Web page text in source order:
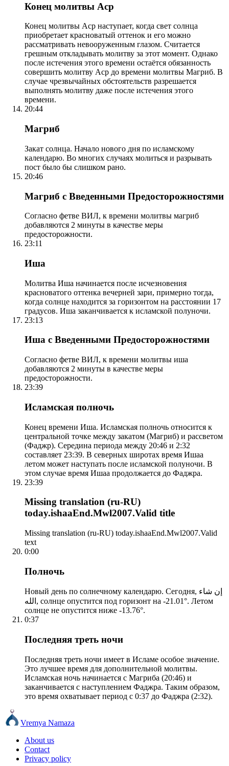
Конец молитвы Аср
Конец молитвы Аср наступает, когда свет солнца
приобретает красноватый оттенок и его можно
рассматривать невооруженным глазом. Считается
грешным откладывать молитву за этот момент. Однако
после истечения этого времени остаётся обязанность
совершить молитву Аср до времени молитвы Магриб. В
случае чрезвычайных обстоятельств разрешается
выполнять молитву даже после истечения этого
времени.
20:44
Магриб
Закат солнца. Начало нового дня по исламскому
календарю. Во многих случаях молиться и разрывать
пост было бы слишком рано.
20:46
Магриб с Введенными Предосторожностями
Согласно фетве ВИЛ, к времени молитвы магриб
добавляются 2 минуты в качестве меры
предосторожности.
23:11
Иша
Молитва Иша начинается после исчезновения
красноватого оттенка вечерней зари, примерно тогда,
когда солнце находится за горизонтом на расстоянии 17
градусов. Иша заканчивается к исламской полуночи.
23:13
Иша с Введенными Предосторожностями
Согласно фетве ВИЛ, к времени молитвы иша
добавляются 2 минуты в качестве меры
предосторожности.
23:39
Исламская полночь
Конец времени Иша. Исламская полночь относится к
центральной точке между закатом (Магриб) и рассветом
(Фаджр). Середина периода между 20:46 и 2:32
составляет 23:39. В северных широтах время Ишаа
летом может наступать после исламской полуночи. В
этом случае время Ишаа продолжается до Фаджра.
23:39
Missing translation (ru-RU)
today.ishaaEnd.Mwl2007.Valid title
Missing translation (ru-RU) today.ishaaEnd.Mwl2007.Valid
text
0:00
Полночь
Новый день по солнечному календарю. Сегодня, إن شاء
الله, солнце опустится под горизонт на -21.01°. Летом
солнце не опустится ниже -13.76°.
0:37
Последняя треть ночи
Последняя треть ночи имеет в Исламе особое значение.
Это лучшее время для дополнительной молитвы.
Исламская ночь начинается с Магриба (20:46) и
заканчивается с наступлением Фаджра. Таким образом,
это время охватывает период с 0:37 до Фаджра (2:32).
Vremya Namaza
About us
Contact
Privacy policy